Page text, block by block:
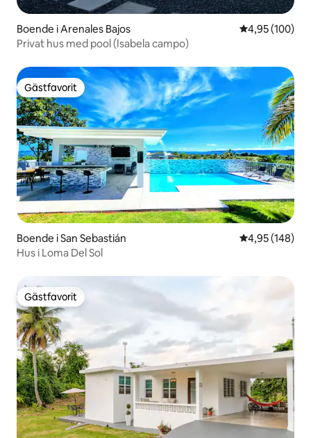
Boende i Arenales Bajos 4,95 av 5 i
4,95 (100)
Privat hus med pool (Isabela campo)
Gästfavorit
Gästfavorit
Boende i San Sebastián 4,95 av 5 i
4,95 (148)
Hus i Loma Del Sol
Gästfavorit
Gästfavorit